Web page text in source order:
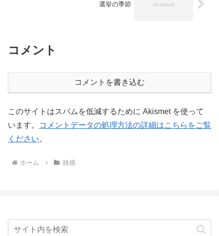
選挙の季節
コメント
コメントを書き込む
このサイトはスパムを低減するために Akismet を使って
います。
コメントデータの処理方法の詳細はこちらをご覧
ください。
ホーム 雑感